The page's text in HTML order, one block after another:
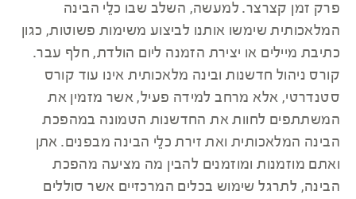
פרק זמן קצרצר. למעשה, השלב שבו כלֵי הבינה
המלאכותית שימשו אותנו לביצוע משימות פשוטות, כגון
כתיבת מיילים או יצירת הזמנה ליום הולדת, חלף עבר.
קורס ניהול חדשנות ובינה מלאכותית אינו עוד קורס
סטנדרטי, אלא מרחב למידה פעיל, אשר מזמין את
המשתתפים לחוות את החדשנות הטמונה במהפכת
הבינה המלאכותית ואת זירת כלֵי הבינה מבפנים. אתן
ואתם מוזמנות ומוזמנים להבין מה מציעה מהפכת
הבינה, לתרגל שימוש בכלים המרכזיים אשר סוללים